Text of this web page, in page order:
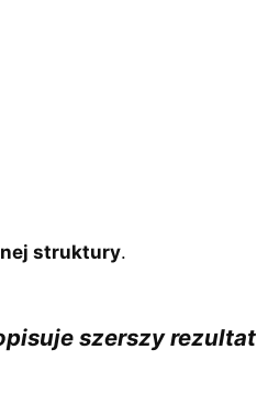
struktury.
szerszy rezultat